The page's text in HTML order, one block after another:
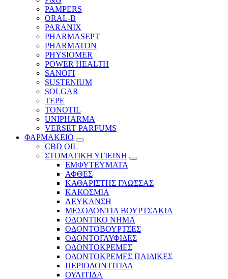
PAMPERS
ORAL-B
PARANIX
PHARMASEPT
PHARMATON
PHYSIOMER
POWER HEALTH
SANOFI
SUSTENIUM
SOLGAR
TEPE
TONOTIL
UNIPHARMA
VERSET PARFUMS
ΦΑΡΜΑΚΕΙΟ
CBD OIL
ΣΤΟΜΑΤΙΚΗ ΥΓΙΕΙΝΗ
ΕΜΦΥΤΕΥΜΑΤΑ
ΑΦΘΕΣ
ΚΑΘΑΡΙΣΤΗΣ ΓΛΩΣΣΑΣ
ΚΑΚΟΣΜΙΑ
ΛΕΥΚΑΝΣΗ
ΜΕΣΟΔΟΝΤΙΑ ΒΟΥΡΤΣΑΚΙΑ
ΟΔΟΝΤΙΚΟ ΝΗΜΑ
ΟΔΟΝΤΟΒΟΥΡΤΣΕΣ
ΟΔΟΝΤΟΓΛΥΦΙΔΕΣ
ΟΔΟΝΤΟΚΡΕΜΕΣ
ΟΔΟΝΤΟΚΡΕΜΕΣ ΠΑΙΔΙΚΕΣ
ΠΕΡΙΟΔΟΝΤΙΤΙΔΑ
ΟΥΛΙΤΙΔΑ